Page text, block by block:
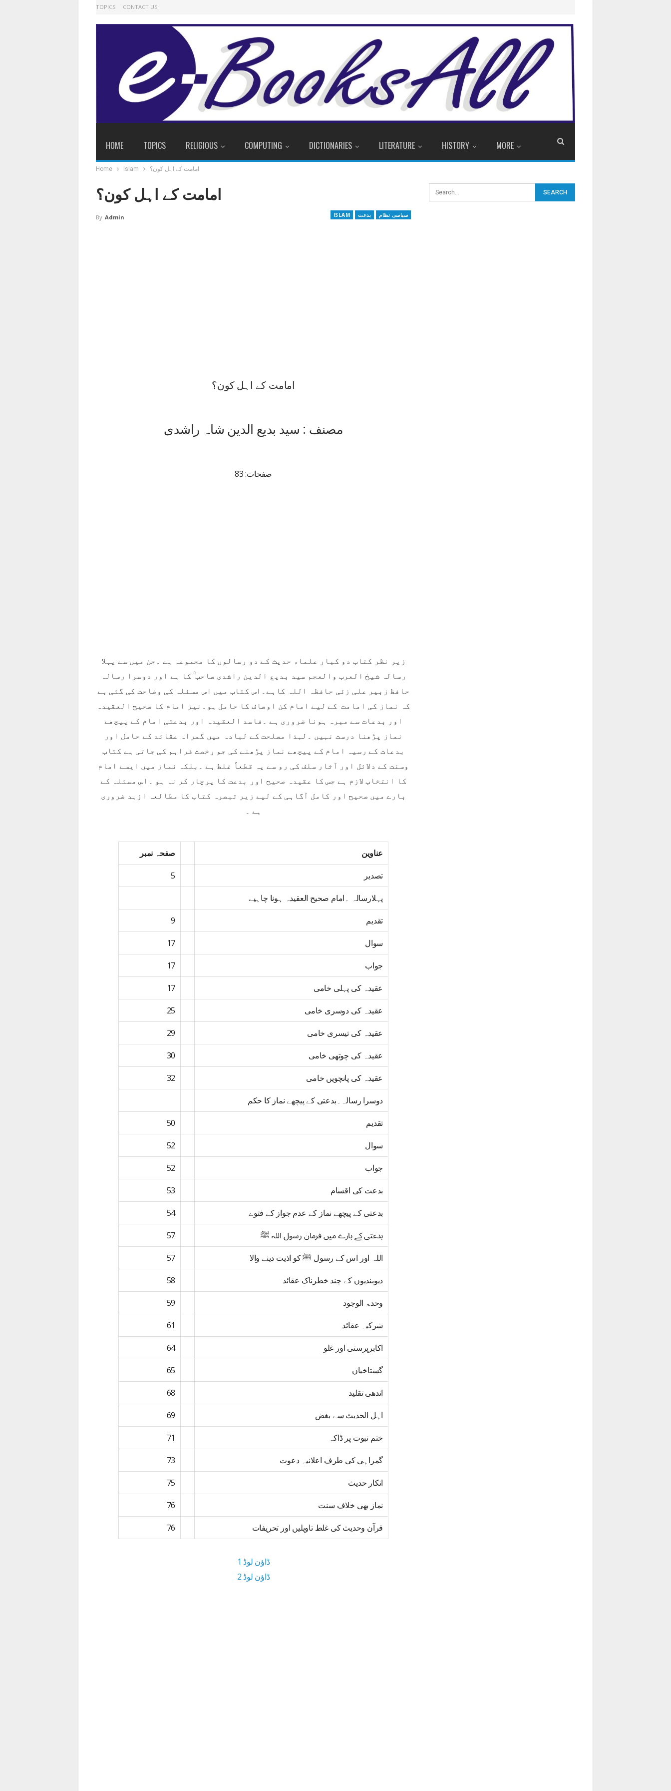
TOPICS CONTACT US
HOME TOPICS RELIGIOUS COMPUTING DICTIONARIES LITERATURE HISTORY MORE
Home Islam امامت کے اہل کون؟
امامت کے اہل کون؟
ISLAM بدعت سیاسی نظام By Admin
امامت کے اہل کون؟
مصنف : سید بدیع الدین شاہ راشدی
صفحات: 83
زیر نظر کتاب دو کبار علماء حدیث کے دو رسالوں کا مجموعہ ہے ۔جن میں سے پہلا
رسالہ شیخ العرب والعجم سید بدیع الدین راشدی صاحب ؒ کا ہے اور دوسرا رسالہ
حافظ زبیر علی زئی حافظہ اللہ کاہے۔اس کتاب میں اس مسئلہ کی وضاحت کی گئی ہے
کہ نماز کی امامت کے لیے امام کن اوصاف کا حامل ہو۔نیز امام کا صحیح العقیدہ
اور بدعات سے مبرہ ہونا ضروری ہے ۔فاسد العقیدہ اور بدعتی امام کے پیچھے
نماز پڑھنا درست نہیں ۔لہذا مصلحت کے لبادہ میں گمراہ عقائد کے حامل اور
بدعات کے رسیہ امام کے پیچھے نماز پڑھنے کی جو رخصت فراہم کی جاتی ہے کتاب
وسنت کے دلائل اور آثار سلف کی رو سے یہ قطعاً غلط ہے ۔بلکہ نماز میں ایسے امام
کا انتخاب لازم ہے جس کا عقیدہ صحیح اور بدعت کا پرچار کر نہ ہو ۔اس مسئلہ کے
بارے میں صحیح اور کامل آگاہی کے لیے زیر تبصرہ کتاب کا مطالعہ ازہد ضروری
ہے ۔
عناوین صفحہ نمبر
تصدیر 5
پہلارسالہ ۔امام صحیح العقیدہ ہونا چاہیے
تقدیم 9
سوال 17
جواب 17
عقیدہ کی پہلی خامی 17
عقیدہ کی دوسری خامی 25
عقیدہ کی تیسری خامی 29
عقیدہ کی چوتھی خامی 30
عقیدہ کی پانچویں خامی 32
دوسرا رسالہ۔بدعتی کے پیچھے نماز کا حکم
تقدیم 50
سوال 52
جواب 52
بدعت کی اقسام 53
بدعتی کے پیچھے نماز کے عدم جواز کے فتوے 54
بدعتی کے بارے میں فرمان رسول اللہ ﷺ 57
اللہ اور اس کے رسول ﷺ کو اذیت دینے والا 57
دیوبندیوں کے چند خطرناک عقائد 58
وحدۃ الوجود 59
شرکیہ عقائد 61
اکابرپرستی اور غلو 64
گستاخیاں 65
اندھی تقلید 68
اہل الحدیث سے بغض 69
ختم نبوت پر ڈاکہ 71
گمراہی کی طرف اعلانیہ دعوت 73
انکار حدیث 75
نماز بھی خلاف سنت 76
قرآن وحدیث کی غلط تاویلیں اور تحریفات 76
ڈاؤن لوڈ 1
ڈاؤن لوڈ 2